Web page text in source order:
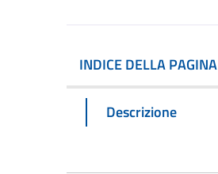
INDICE DELLA PAGINA
Descrizione